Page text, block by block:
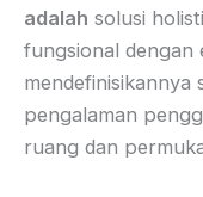
adalah solusi
fungsional dengan
mendefinisikannya
pengalaman
ruang dan